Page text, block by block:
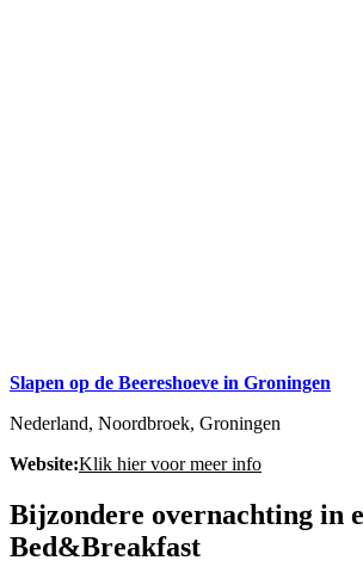
Slapen op de Beereshoeve in Groningen
Nederland, Noordbroek, Groningen
Website:Klik hier voor meer info
Bijzondere overnachting in
Bed&Breakfast